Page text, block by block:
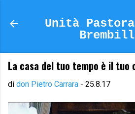
Unità
La casa del tuo tempo è il tuo
di don Pietro Carrara - 25.8.17